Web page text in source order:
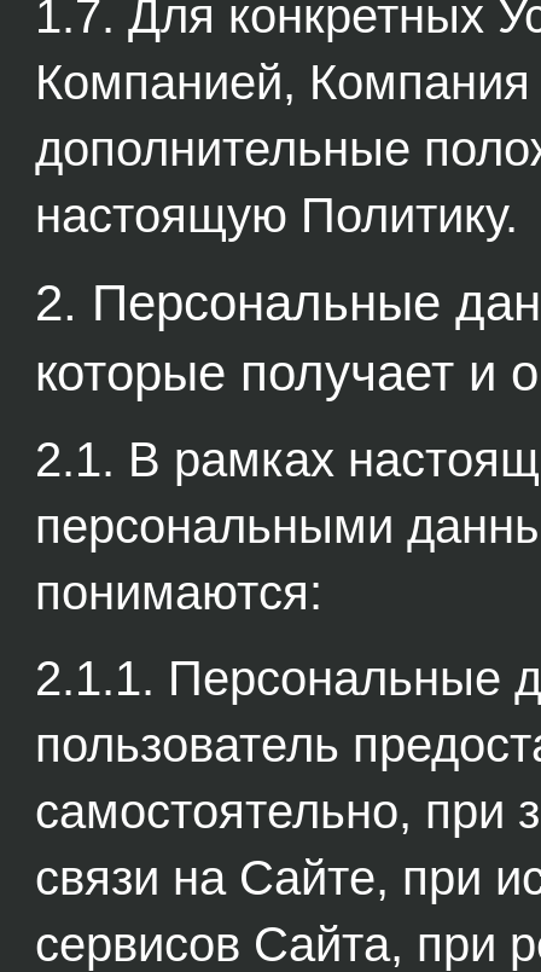
1.7. Для конкретных
Компанией, Компания
дополнительные
настоящую Политику.
2. Персональные
которые получает и
2.1. В рамках
персональными
понимаются:
2.1.1. Персональные
пользователь
самостоятельно, при
связи на Сайте, при
сервисов Сайта, при